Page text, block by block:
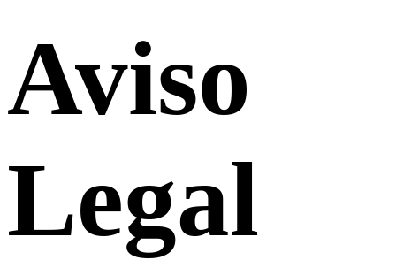
Aviso
Legal